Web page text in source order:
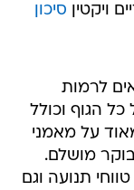
ויקטין סיכון
לרמות
כל הגוף וכולל
על מאמני
מושלם.
תנועה וגם